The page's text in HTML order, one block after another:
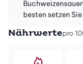
besten setzen
Nährwertepro